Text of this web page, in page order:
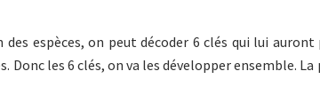
espèces, on peut décoder 6 clés qui lui auront
les 6 clés, on va les développer ensemble. La